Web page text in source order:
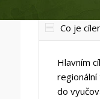
Co je
Hlavním
do